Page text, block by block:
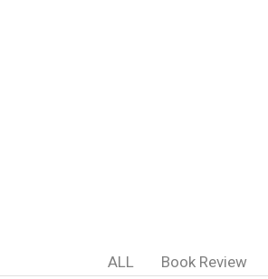
ALL Book Review